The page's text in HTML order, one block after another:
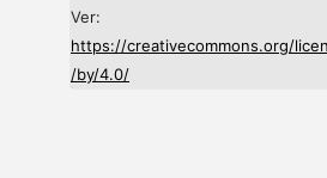
Ver:
https://creativecommons.org/
/by/4.0/